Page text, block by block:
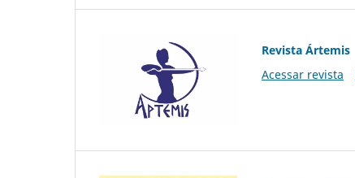
Revista Ártemis
Acessar revista